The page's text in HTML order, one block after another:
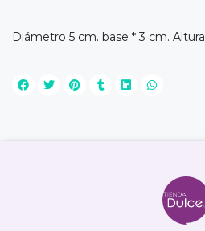
Diámetro 5 cm. base * 3 cm. Altura